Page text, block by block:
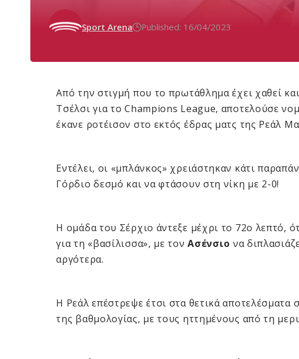
Sport Arena Published: 16/04/2023
Από την στιγμή που το πρωτάθλημα έχει χαθεί
Τσέλσι για το Champions League, αποτελούσε
έκανε ροτέισον στο εκτός έδρας ματς της Ρεάλ
Εντέλει, οι «μπλάνκος» χρειάστηκαν κάτι
Γόρδιο δεσμό και να φτάσουν στη νίκη με 2-0!
Η ομάδα του Σέρχιο άντεξε μέχρι το 72ο λεπτό,
για τη «βασίλισσα», με τονΑσένσιο να
αργότερα.
Η Ρεάλ επέστρεψε έτσι στα θετικά
της βαθμολογίας, με τους ηττημένους από τη